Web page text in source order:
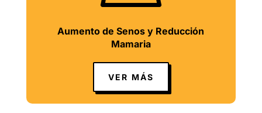
Aumento de Senos y Reducción
Mamaria
VER MÁS